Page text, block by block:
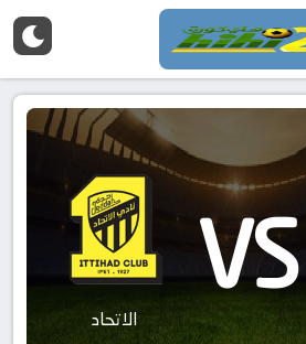
VS الاتحاد